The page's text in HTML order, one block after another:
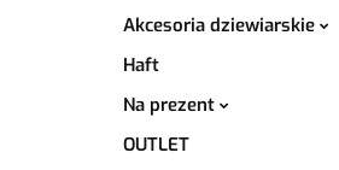
Akcesoria dziewiarskie
Haft
Na prezent
OUTLET